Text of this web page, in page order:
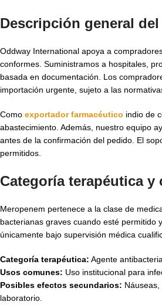
Descripción general
Oddway International apoya a
conformes. Suministramos a hospitales,
basada en documentación. Los
importación urgente, sujeto a las
Como exportador farmacéutico indio de
abastecimiento. Además, nuestro equipo
antes de la confirmación del pedido. El
permitidos.
Categoría terapéutica
Meropenem pertenece a la clase de
bacterianas graves cuando esté permitido
únicamente bajo supervisión médica
Categoría terapéutica: Agente
Usos comunes: Uso institucional para
Posibles efectos secundarios:
laboratorio.